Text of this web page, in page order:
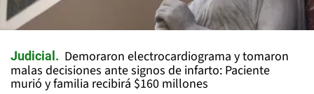
Judicial
Demoraron electrocardiograma y tomaron
malas decisiones ante signos de infarto: Paciente
murió y familia recibirá $160 millones